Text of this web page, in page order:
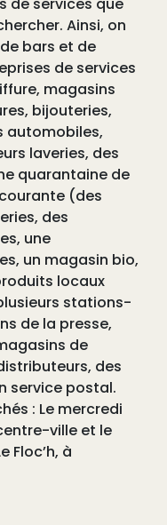
Ainsi, on
bars et de
de services
magasins
bijouteries,
automobiles,
laveries, des
quarantaine de
(des
des
une
un magasin bio,
locaux
stations-
de la presse,
de
des
service postal.
: Le mercredi
ville et le
Floc’h, à